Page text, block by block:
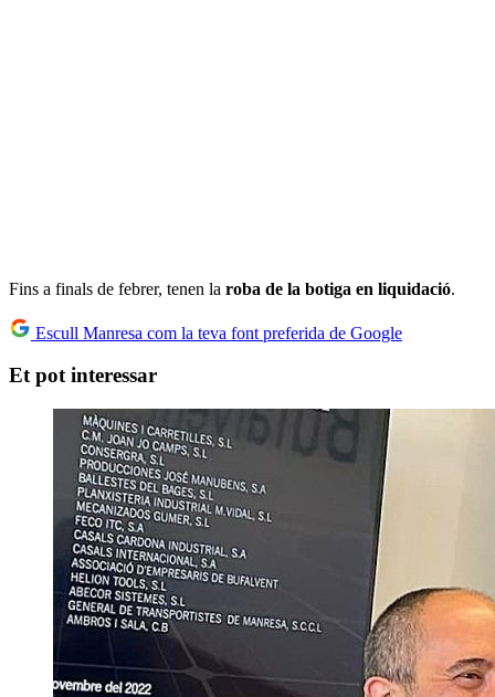
Fins a finals de febrer, tenen la roba de la botiga en liquidació.
Escull Manresa com la teva font preferida de Google
Et pot interessar